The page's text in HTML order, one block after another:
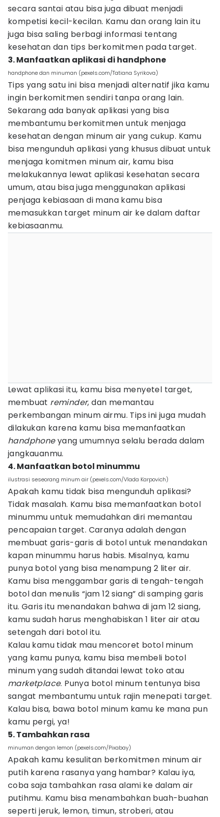
secara santai atau bisa juga dibuat menjadi
kompetisi kecil-kecilan. Kamu dan orang lain itu
juga bisa saling berbagi informasi tentang
kesehatan dan tips berkomitmen pada target.
3. Manfaatkan aplikasi di handphone
handphone dan minuman (pexels.com/Tatiana Syrikova)
Tips yang satu ini bisa menjadi alternatif jika kamu
ingin berkomitmen sendiri tanpa orang lain.
Sekarang ada banyak aplikasi yang bisa
membantumu berkomitmen untuk menjaga
kesehatan dengan minum air yang cukup. Kamu
bisa mengunduh aplikasi yang khusus dibuat untuk
menjaga komitmen minum air, kamu bisa
melakukannya lewat aplikasi kesehatan secara
umum, atau bisa juga menggunakan aplikasi
penjaga kebiasaan di mana kamu bisa
memasukkan target minum air ke dalam daftar
kebiasaanmu.
Lewat aplikasi itu, kamu bisa menyetel target,
membuat reminder, dan memantau
perkembangan minum airmu. Tips ini juga mudah
dilakukan karena kamu bisa memanfaatkan
handphoneyang umumnya selalu berada dalam
jangkauanmu.
4. Manfaatkan botol minummu
ilustrasi seseorang minum air (pexels.com/Vlada Karpovich)
Apakah kamu tidak bisa mengunduh aplikasi?
Tidak masalah. Kamu bisa memanfaatkan botol
minummu untuk memudahkan diri memantau
pencapaian target. Caranya adalah dengan
membuat garis-garis di botol untuk menandakan
kapan minummu harus habis. Misalnya, kamu
punya botol yang bisa menampung 2 liter air.
Kamu bisa menggambar garis di tengah-tengah
botol dan menulis “jam 12 siang” di samping garis
itu. Garis itu menandakan bahwa di jam 12 siang,
kamu sudah harus menghabiskan 1 liter air atau
setengah dari botol itu.
Kalau kamu tidak mau mencoret botol minum
yang kamu punya, kamu bisa membeli botol
minum yang sudah ditandai lewat toko atau
marketplace. Punya botol minum tentunya bisa
sangat membantumu untuk rajin menepati target.
Kalau bisa, bawa botol minum kamu ke mana pun
kamu pergi, ya!
5. Tambahkan rasa
minuman dengan lemon (pexels.com/Pixabay)
Apakah kamu kesulitan berkomitmen minum air
putih karena rasanya yang hambar? Kalau iya,
coba saja tambahkan rasa alami ke dalam air
putihmu. Kamu bisa menambahkan buah-buahan
seperti jeruk, lemon, timun, stroberi, atau